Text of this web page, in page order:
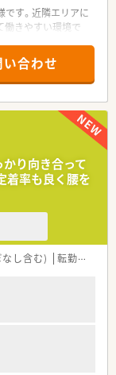
す。近隣エリアに
働きやすい環境で
磨きたい方にもお
い合わせ
り向き合って
着率も良く腰を
し含む) 転勤なし